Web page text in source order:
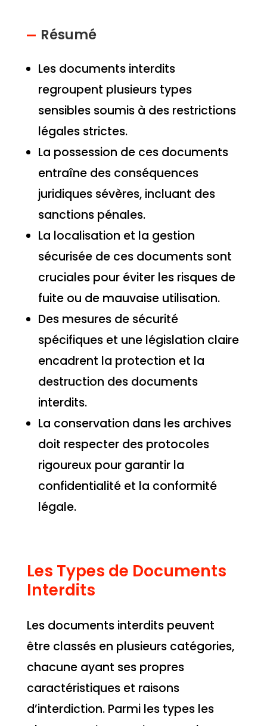
Résumé
Les documents interdits
regroupent plusieurs types
sensibles soumis à des restrictions
légales strictes.
La possession de ces documents
entraîne des conséquences
juridiques sévères, incluant des
sanctions pénales.
La localisation et la gestion
sécurisée de ces documents sont
cruciales pour éviter les risques de
fuite ou de mauvaise utilisation.
Des mesures de sécurité
spécifiques et une législation claire
encadrent la protection et la
destruction des documents
interdits.
La conservation dans les archives
doit respecter des protocoles
rigoureux pour garantir la
confidentialité et la conformité
légale.
Les Types de Documents
Interdits
Les documents interdits peuvent
être classés en plusieurs catégories,
chacune ayant ses propres
caractéristiques et raisons
d’interdiction. Parmi les types les